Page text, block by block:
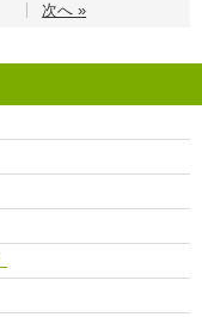
次へ »